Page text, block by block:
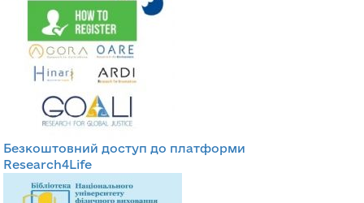
Безкоштовний доступ до платформи
Research4Life